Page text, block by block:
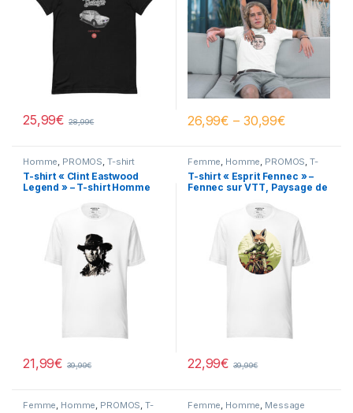
25,99€ 28,99€ 26,99€ – 30,99€
Homme, PROMOS, T-shirt
Design
T-shirt « Clint Eastwood
Legend » – T-shirt Homme
21,99€ 39,99€
Femme, Homme, PROMOS, T-
shirt Design
T-shirt « Esprit Fennec » –
Fennec sur VTT, Paysage de
22,99€ 39,99€
Femme Homme PROMOS T- Femme Homme Message